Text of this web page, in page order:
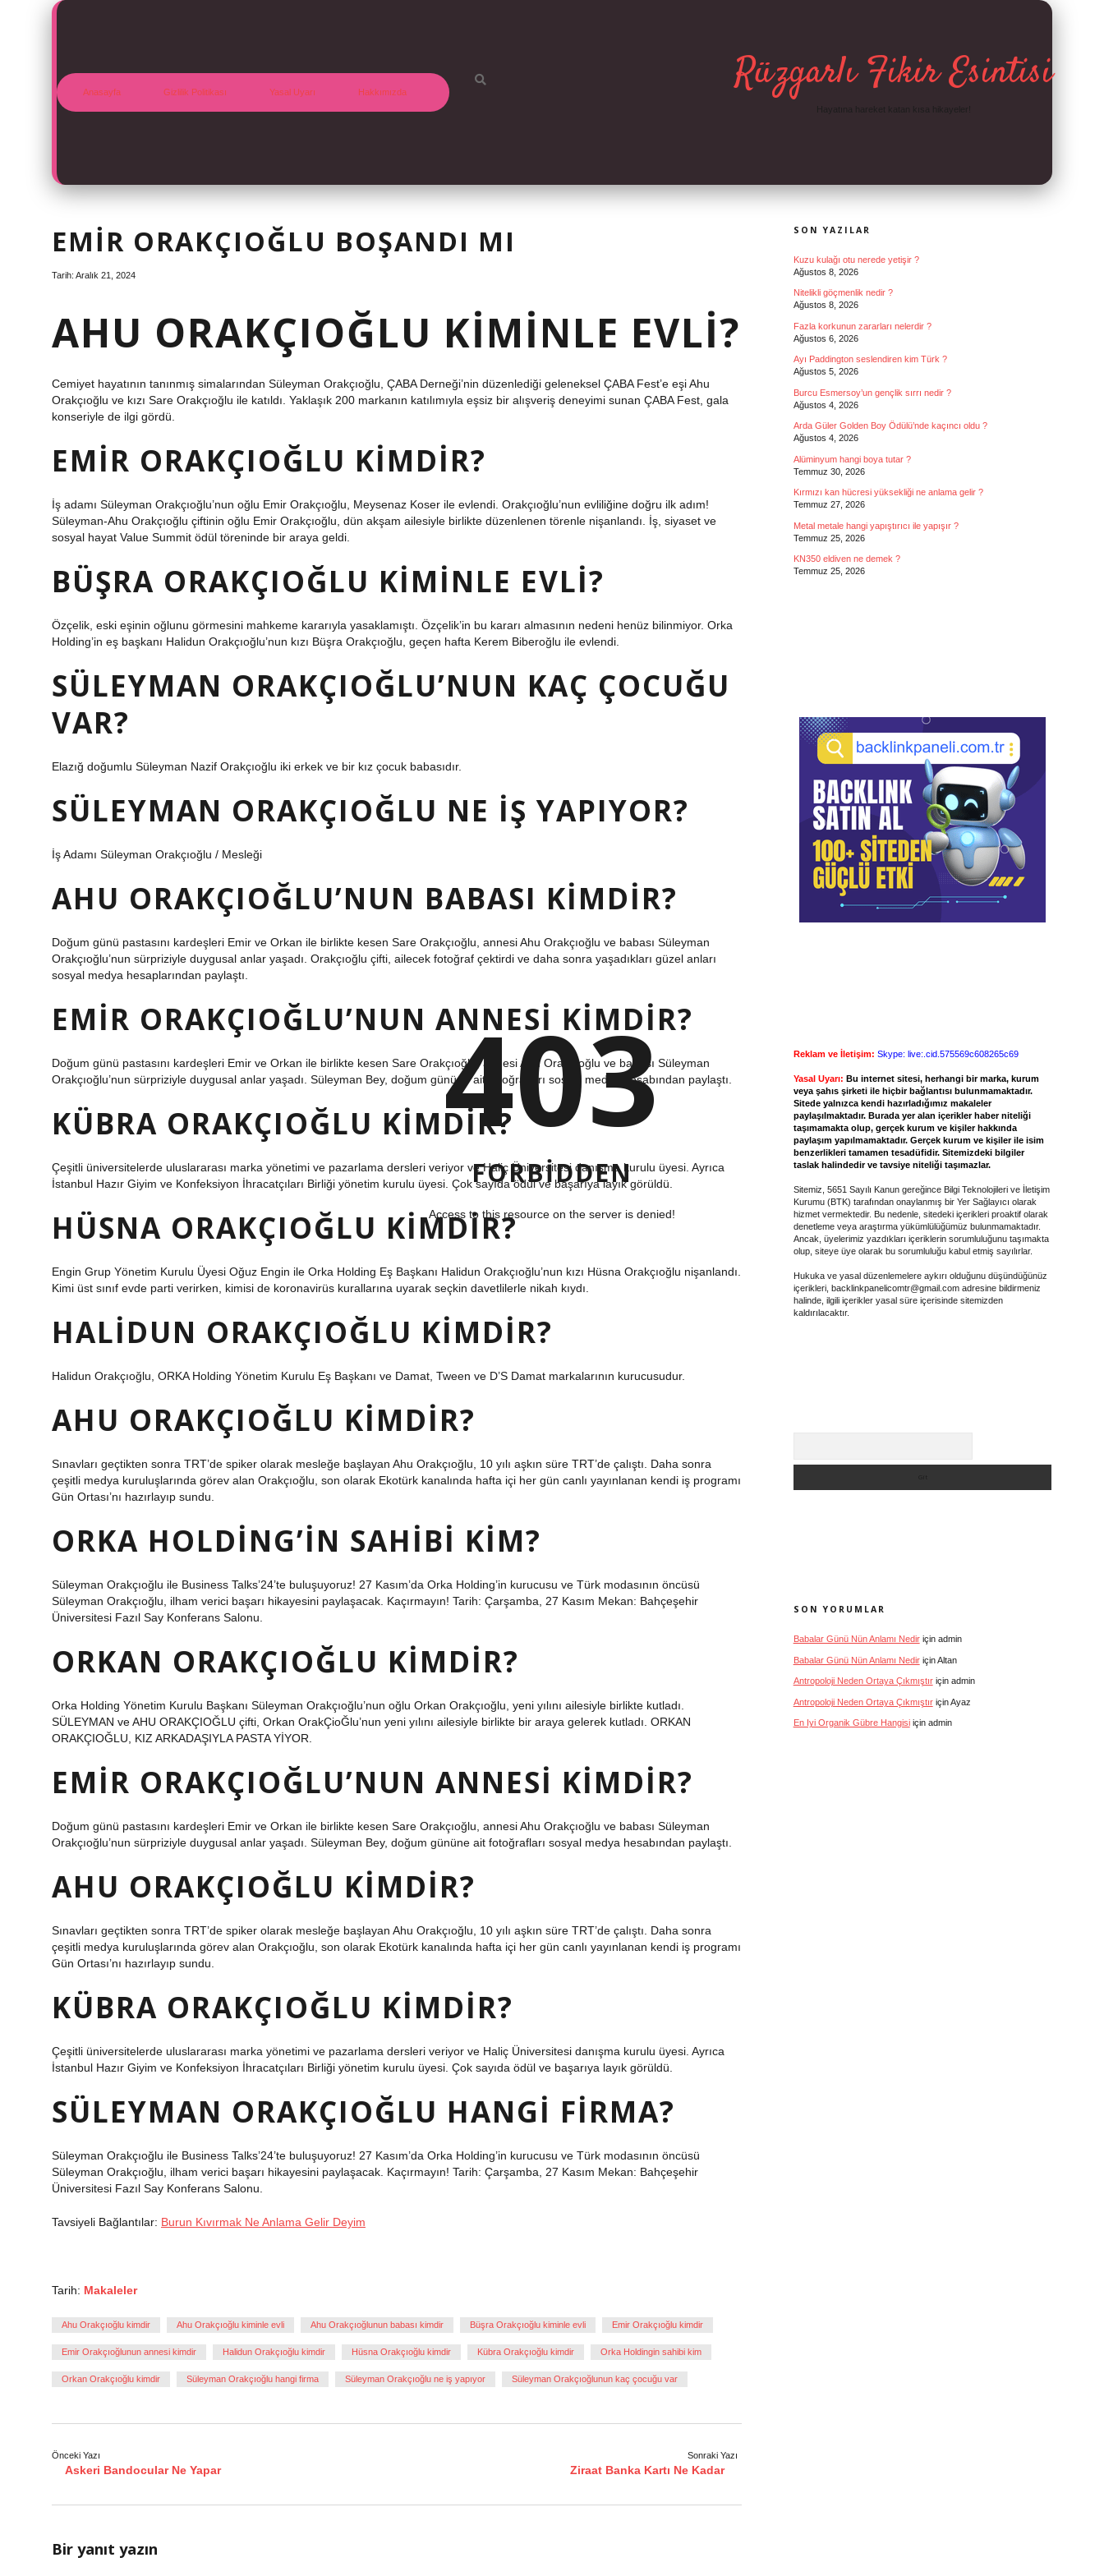
Anasayfa Gizlilik Politikası Yasal Uyarı Hakkımızda Rüzgarlı Fikir Esintisi
Hayatına hareket katan kısa hikayeler!
EMIR ORAKÇIOĞLU BOŞANDI MI
Tarih: Aralık 21, 2024
AHU ORAKÇIOĞLU KIMINLE EVLI?
Cemiyet hayatının tanınmış simalarından Süleyman Orakçıoğlu, ÇABA Derneği’nin düzenlediği geleneksel ÇABA Fest’e eşi Ahu
Orakçıoğlu ve kızı Sare Orakçıoğlu ile katıldı. Yaklaşık 200 markanın katılımıyla eşsiz bir alışveriş deneyimi sunan ÇABA Fest, gala
konseriyle de ilgi gördü.
EMIR ORAKÇIOĞLU KIMDIR?
İş adamı Süleyman Orakçıoğlu’nun oğlu Emir Orakçıoğlu, Meysenaz Koser ile evlendi. Orakçıoğlu’nun evliliğine doğru ilk adım!
Süleyman-Ahu Orakçıoğlu çiftinin oğlu Emir Orakçıoğlu, dün akşam ailesiyle birlikte düzenlenen törenle nişanlandı. İş, siyaset ve
sosyal hayat Value Summit ödül töreninde bir araya geldi.
BÜŞRA ORAKÇIOĞLU KIMINLE EVLI?
Özçelik, eski eşinin oğlunu görmesini mahkeme kararıyla yasaklamıştı. Özçelik’in bu kararı almasının nedeni henüz bilinmiyor. Orka
Holding’in eş başkanı Halidun Orakçıoğlu’nun kızı Büşra Orakçıoğlu, geçen hafta Kerem Biberoğlu ile evlendi.
SÜLEYMAN ORAKÇIOĞLU’NUN KAÇ ÇOCUĞU
VAR?
Elazığ doğumlu Süleyman Nazif Orakçıoğlu iki erkek ve bir kız çocuk babasıdır.
SÜLEYMAN ORAKÇIOĞLU NE IŞ YAPIYOR?
İş Adamı Süleyman Orakçıoğlu / Mesleği
AHU ORAKÇIOĞLU’NUN BABASI KIMDIR?
Doğum günü pastasını kardeşleri Emir ve Orkan ile birlikte kesen Sare Orakçıoğlu, annesi Ahu Orakçıoğlu ve babası Süleyman
Orakçıoğlu’nun sürpriziyle duygusal anlar yaşadı. Orakçıoğlu çifti, ailecek fotoğraf çektirdi ve daha sonra yaşadıkları güzel anları
sosyal medya hesaplarından paylaştı.
EMIR ORAKÇIOĞLU’NUN ANNESI KIMDIR?
Doğum günü pastasını kardeşleri Emir ve Orkan ile birlikte kesen Sare Orakçıoğlu, annesi Ahu Orakçıoğlu ve babası Süleyman
Orakçıoğlu’nun sürpriziyle duygusal anlar yaşadı. Süleyman Bey, doğum gününe ait fotoğrafları sosyal medya hesabından paylaştı.
KÜBRA ORAKÇIOĞLU KIMDIR?
Çeşitli üniversitelerde uluslararası marka yönetimi ve pazarlama dersleri veriyor ve Haliç Üniversitesi danışma kurulu üyesi. Ayrıca
İstanbul Hazır Giyim ve Konfeksiyon İhracatçıları Birliği yönetim kurulu üyesi. Çok sayıda ödül ve başarıya layık görüldü.
HÜSNA ORAKÇIOĞLU KIMDIR?
Engin Grup Yönetim Kurulu Üyesi Oğuz Engin ile Orka Holding Eş Başkanı Halidun Orakçıoğlu’nun kızı Hüsna Orakçıoğlu nişanlandı.
Kimi üst sınıf evde parti verirken, kimisi de koronavirüs kurallarına uyarak seçkin davetlilerle nikah kıydı.
HALIDUN ORAKÇIOĞLU KIMDIR?
Halidun Orakçıoğlu, ORKA Holding Yönetim Kurulu Eş Başkanı ve Damat, Tween ve D’S Damat markalarının kurucusudur.
AHU ORAKÇIOĞLU KIMDIR?
Sınavları geçtikten sonra TRT’de spiker olarak mesleğe başlayan Ahu Orakçıoğlu, 10 yılı aşkın süre TRT’de çalıştı. Daha sonra
çeşitli medya kuruluşlarında görev alan Orakçıoğlu, son olarak Ekotürk kanalında hafta içi her gün canlı yayınlanan kendi iş programı
Gün Ortası’nı hazırlayıp sundu.
ORKA HOLDING’IN SAHIBI KIM?
Süleyman Orakçıoğlu ile Business Talks’24’te buluşuyoruz! 27 Kasım’da Orka Holding’in kurucusu ve Türk modasının öncüsü
Süleyman Orakçıoğlu, ilham verici başarı hikayesini paylaşacak. Kaçırmayın! Tarih: Çarşamba, 27 Kasım Mekan: Bahçeşehir
Üniversitesi Fazıl Say Konferans Salonu.
ORKAN ORAKÇIOĞLU KIMDIR?
Orka Holding Yönetim Kurulu Başkanı Süleyman Orakçıoğlu’nun oğlu Orkan Orakçıoğlu, yeni yılını ailesiyle birlikte kutladı.
SÜLEYMAN ve AHU ORAKÇIOĞLU çifti, Orkan OrakÇioĞlu’nun yeni yılını ailesiyle birlikte bir araya gelerek kutladı. ORKAN
ORAKÇIOĞLU, KIZ ARKADAŞIYLA PASTA YİYOR.
EMIR ORAKÇIOĞLU’NUN ANNESI KIMDIR?
Doğum günü pastasını kardeşleri Emir ve Orkan ile birlikte kesen Sare Orakçıoğlu, annesi Ahu Orakçıoğlu ve babası Süleyman
Orakçıoğlu’nun sürpriziyle duygusal anlar yaşadı. Süleyman Bey, doğum gününe ait fotoğrafları sosyal medya hesabından paylaştı.
AHU ORAKÇIOĞLU KIMDIR?
Sınavları geçtikten sonra TRT’de spiker olarak mesleğe başlayan Ahu Orakçıoğlu, 10 yılı aşkın süre TRT’de çalıştı. Daha sonra
çeşitli medya kuruluşlarında görev alan Orakçıoğlu, son olarak Ekotürk kanalında hafta içi her gün canlı yayınlanan kendi iş programı
Gün Ortası’nı hazırlayıp sundu.
KÜBRA ORAKÇIOĞLU KIMDIR?
Çeşitli üniversitelerde uluslararası marka yönetimi ve pazarlama dersleri veriyor ve Haliç Üniversitesi danışma kurulu üyesi. Ayrıca
İstanbul Hazır Giyim ve Konfeksiyon İhracatçıları Birliği yönetim kurulu üyesi. Çok sayıda ödül ve başarıya layık görüldü.
SÜLEYMAN ORAKÇIOĞLU HANGI FIRMA?
Süleyman Orakçıoğlu ile Business Talks’24’te buluşuyoruz! 27 Kasım’da Orka Holding’in kurucusu ve Türk modasının öncüsü
Süleyman Orakçıoğlu, ilham verici başarı hikayesini paylaşacak. Kaçırmayın! Tarih: Çarşamba, 27 Kasım Mekan: Bahçeşehir
Üniversitesi Fazıl Say Konferans Salonu.
Tavsiyeli Bağlantılar: Burun Kıvırmak Ne Anlama Gelir Deyim
Tarih: Makaleler
Ahu Orakçıoğlu kimdir Ahu Orakçıoğlu kiminle evli Ahu Orakçıoğlunun babası kimdir Büşra Orakçıoğlu kiminle evli Emir Orakçıoğlu kimdir
Emir Orakçıoğlunun annesi kimdir Halidun Orakçıoğlu kimdir Hüsna Orakçıoğlu kimdir Kübra Orakçıoğlu kimdir Orka Holdingin sahibi kim
Orkan Orakçıoğlu kimdir Süleyman Orakçıoğlu hangi firma Süleyman Orakçıoğlu ne iş yapıyor Süleyman Orakçıoğlunun kaç çocuğu var
Önceki Yazı
Askeri Bandocular Ne Yapar
Sonraki Yazı
Ziraat Banka Kartı Ne Kadar
Bir yanıt yazın
SIDEBAR
SON YAZILAR
Kuzu kulağı otu nerede yetişir ?
Ağustos 8, 2026
Nitelikli göçmenlik nedir ?
Ağustos 8, 2026
Fazla korkunun zararları nelerdir ?
Ağustos 6, 2026
Ayı Paddington seslendiren kim Türk ?
Ağustos 5, 2026
Burcu Esmersoy’un gençlik sırrı nedir ?
Ağustos 4, 2026
Arda Güler Golden Boy Ödülü’nde kaçıncı oldu ?
Ağustos 4, 2026
Alüminyum hangi boya tutar ?
Temmuz 30, 2026
Kırmızı kan hücresi yüksekliği ne anlama gelir ?
Temmuz 27, 2026
Metal metale hangi yapıştırıcı ile yapışır ?
Temmuz 25, 2026
KN350 eldiven ne demek ?
Temmuz 25, 2026
Reklam ve İletişim: Skype: live:.cid.575569c608265c69
Yasal Uyarı: Bu internet sitesi, herhangi bir marka, kurum
veya şahıs şirketi ile hiçbir bağlantısı bulunmamaktadır.
Sitede yalnızca kendi hazırladığımız makaleler
paylaşılmaktadır. Burada yer alan içerikler haber niteliği
taşımamakta olup, gerçek kurum ve kişiler hakkında
paylaşım yapılmamaktadır. Gerçek kurum ve kişiler ile isim
benzerlikleri tamamen tesadüfidir. Sitemizdeki bilgiler
taslak halindedir ve tavsiye niteliği taşımazlar.
Sitemiz, 5651 Sayılı Kanun gereğince Bilgi Teknolojileri ve İletişim
Kurumu (BTK) tarafından onaylanmış bir Yer Sağlayıcı olarak
hizmet vermektedir. Bu nedenle, sitedeki içerikleri proaktif olarak
denetleme veya araştırma yükümlülüğümüz bulunmamaktadır.
Ancak, üyelerimiz yazdıkları içeriklerin sorumluluğunu taşımakta
olup, siteye üye olarak bu sorumluluğu kabul etmiş sayılırlar.
Hukuka ve yasal düzenlemelere aykırı olduğunu düşündüğünüz
içerikleri, backlinkpanelicomtr@gmail.comadresine bildirmeniz
halinde, ilgili içerikler yasal süre içerisinde sitemizden
kaldırılacaktır.
SON YORUMLAR
Babalar Günü Nün Anlamı Nediriçin admin
Babalar Günü Nün Anlamı NediriçinAltan
Antropoloji Neden Ortaya Çıkmıştıriçin admin
Antropoloji Neden Ortaya ÇıkmıştıriçinAyaz
En Iyi Organik Gübre Hangisiiçin admin
403
FORBIDDEN
Access to this resource on the server is denied!